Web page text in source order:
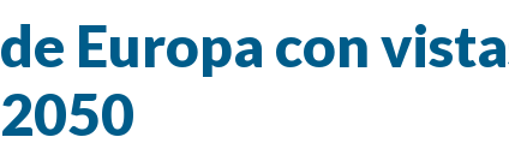
de Europa con
2050